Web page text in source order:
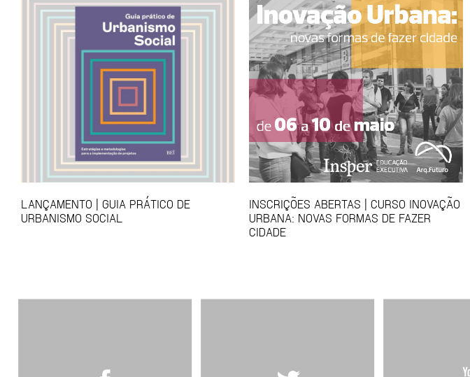
LANÇAMENTO | GUIA PRÁTICO DE
URBANISMO SOCIAL
INSCRIÇÕES ABERTAS | CURSO INOVAÇÃO
URBANA: NOVAS FORMAS DE FAZER
CIDADE